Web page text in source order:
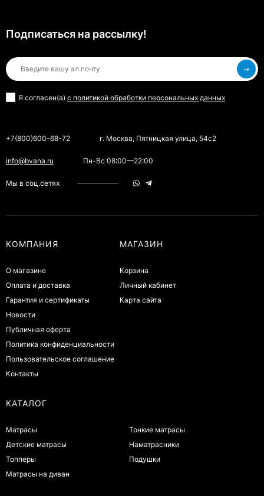
Подписаться на рассылкy!
Я согласен(a) с политикой обработки персональных данных
+7(800)600-68-72 г. Москва, Пятницкая улица, 54с2
info@bvana.ru Пн-Вс 08:00—22:00
Мы в соц.сетях
КОМПАНИЯ
О магазине
Оплата и доставка
Гарантия и сертификаты
Новости
Публичная оферта
Политика конфиденциальности
Пользовательское соглашение
Контакты
МАГАЗИН
Корзина
Личный кабинет
Карта сайта
КАТАЛОГ
Матрасы
Детские матрасы
Топперы
Матрасы на диван
Тонкие матрасы
Наматрасники
Подушки